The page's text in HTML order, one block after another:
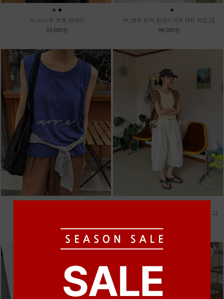
● ●
m_라스트 포켓 린넨티
59,000원
●
m_밴프 핀턱 린넨스커트 [3차 재입고]
98,000원
● ● ● ● ● ●
m_헤세드 스티치 데님팬츠 [4차 재입고]